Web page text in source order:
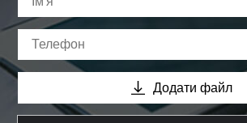
Додати файл